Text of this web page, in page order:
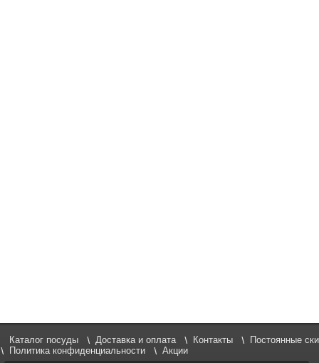
Каталог посуды Доставка и оплата Контакты
Постоянные
Политика конфиденциальности
Акции